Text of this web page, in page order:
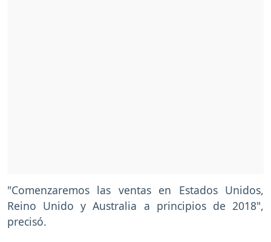
"Comenzaremos las ventas en Estados Unidos,
Reino Unido y Australia a principios de 2018",
precisó.